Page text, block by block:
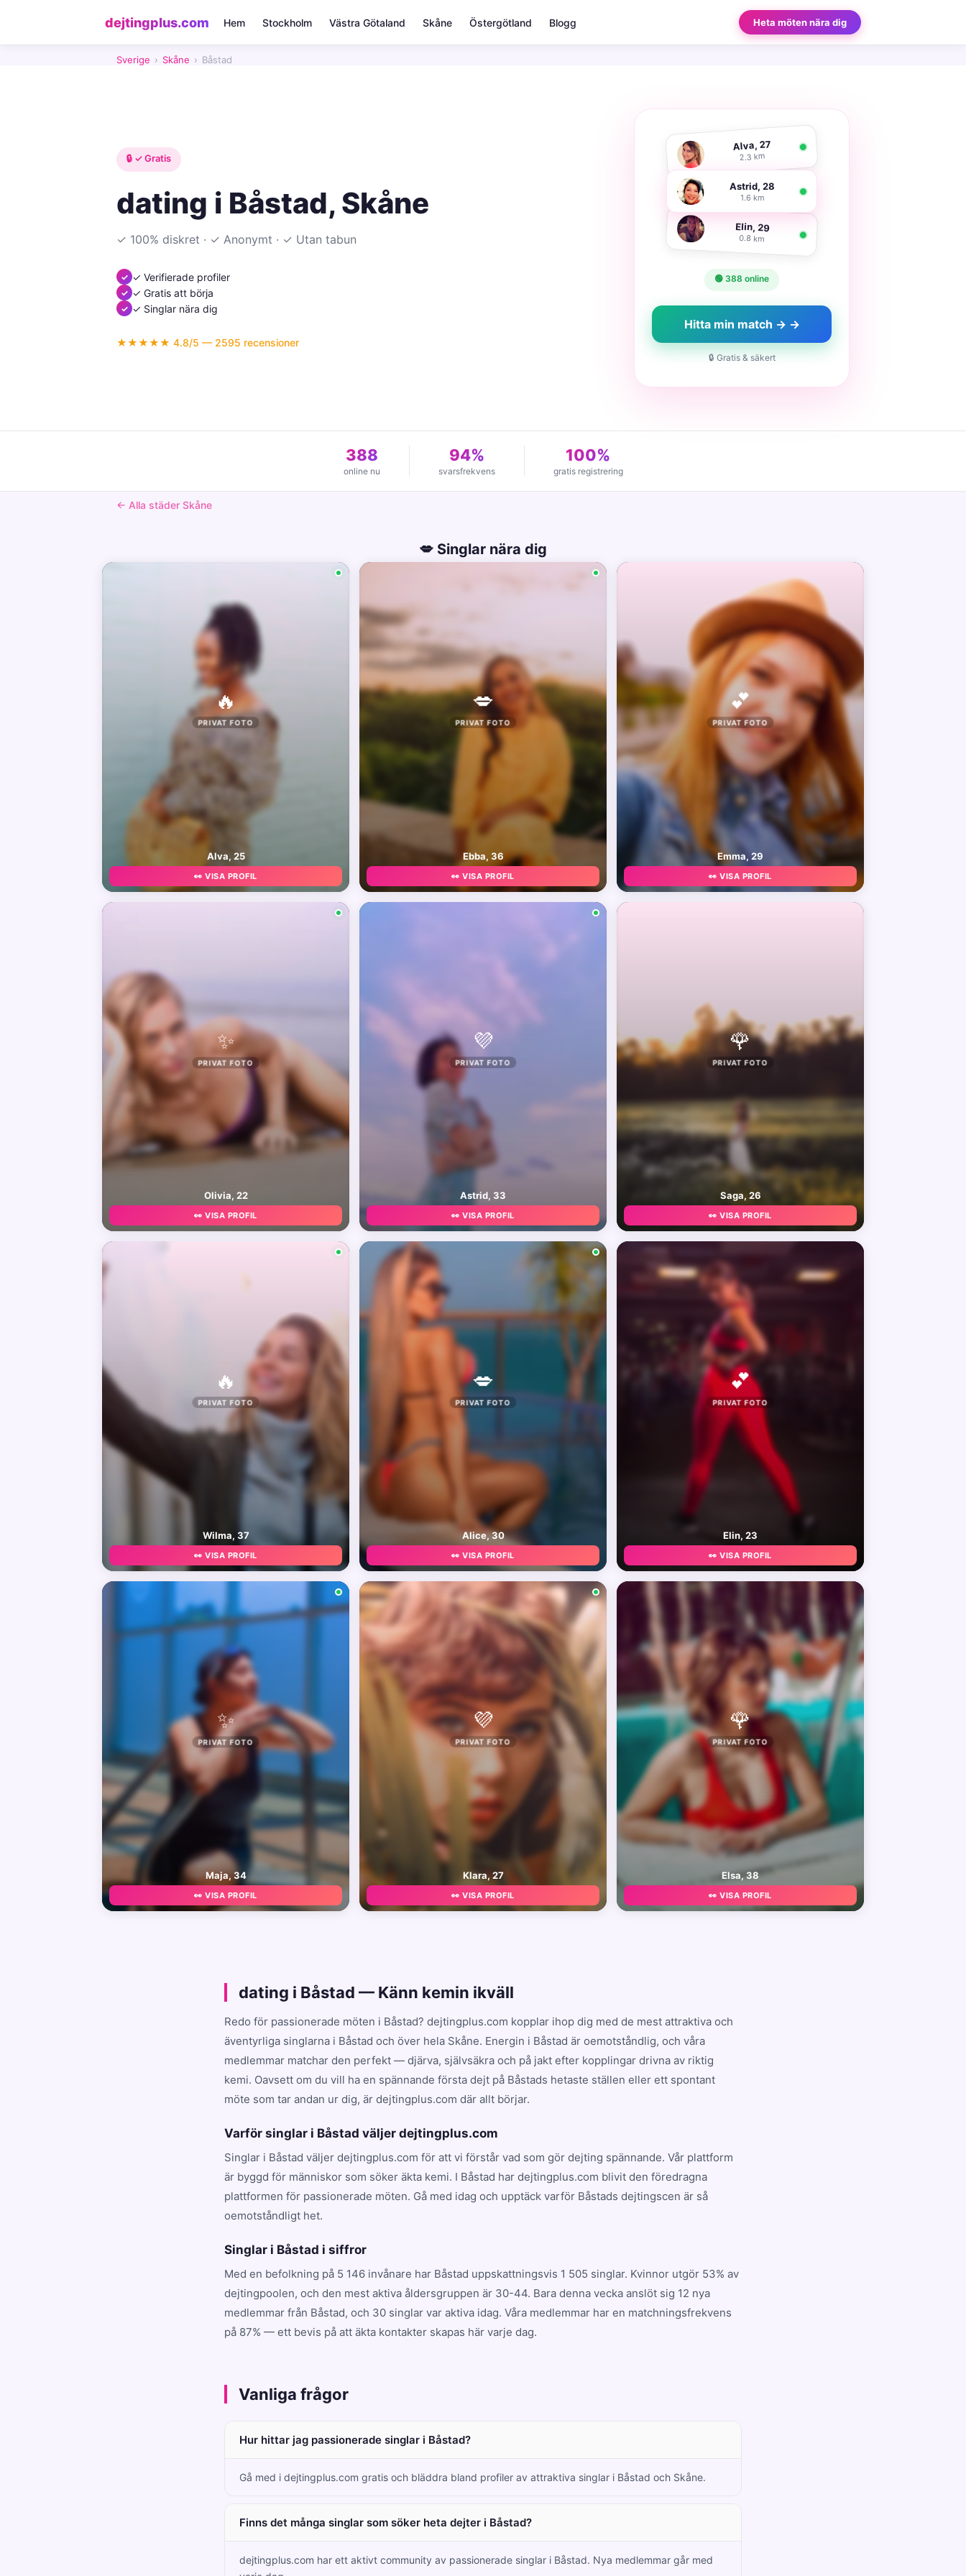
dejtingplus.com Hem Stockholm Västra Götaland Skåne Östergötland Blogg Heta möten nära dig
Sverige › Skåne › Båstad
🔒 ✓ Gratis
dating i Båstad, Skåne
✓ 100% diskret · ✓ Anonymt · ✓ Utan tabun
✓ Verifierade profiler
✓ Gratis att börja
✓ Singlar nära dig
★★★★★ 4.8/5 — 2595 recensioner
Alva, 27
2.3 km
Astrid, 28
1.6 km
Elin, 29
0.8 km
🟢 388 online
Hitta min match → →
🔒 Gratis & säkert
388
online nu
94%
svarsfrekvens
100%
gratis registrering
← Alla städer Skåne
💋 Singlar nära dig
🔥
PRIVAT FOTO
Alva, 25
👀 VISA PROFIL
💋
PRIVAT FOTO
Ebba, 36
👀 VISA PROFIL
💕
PRIVAT FOTO
Emma, 29
👀 VISA PROFIL
✨
PRIVAT FOTO
Olivia, 22
👀 VISA PROFIL
💜
PRIVAT FOTO
Astrid, 33
👀 VISA PROFIL
🌹
PRIVAT FOTO
Saga, 26
👀 VISA PROFIL
🔥
PRIVAT FOTO
Wilma, 37
👀 VISA PROFIL
💋
PRIVAT FOTO
Alice, 30
👀 VISA PROFIL
💕
PRIVAT FOTO
Elin, 23
👀 VISA PROFIL
✨
PRIVAT FOTO
Maja, 34
👀 VISA PROFIL
💜
PRIVAT FOTO
Klara, 27
👀 VISA PROFIL
🌹
PRIVAT FOTO
Elsa, 38
👀 VISA PROFIL
dating i Båstad — Känn kemin ikväll
Redo för passionerade möten i Båstad? dejtingplus.com kopplar ihop dig med de mest attraktiva och
äventyrliga singlarna i Båstad och över hela Skåne. Energin i Båstad är oemotståndlig, och våra
medlemmar matchar den perfekt — djärva, självsäkra och på jakt efter kopplingar drivna av riktig
kemi. Oavsett om du vill ha en spännande första dejt på Båstads hetaste ställen eller ett spontant
möte som tar andan ur dig, är dejtingplus.com där allt börjar.
Varför singlar i Båstad väljer dejtingplus.com
Singlar i Båstad väljer dejtingplus.com för att vi förstår vad som gör dejting spännande. Vår plattform
är byggd för människor som söker äkta kemi. I Båstad har dejtingplus.com blivit den föredragna
plattformen för passionerade möten. Gå med idag och upptäck varför Båstads dejtingscen är så
oemotståndligt het.
Singlar i Båstad i siffror
Med en befolkning på 5 146 invånare har Båstad uppskattningsvis 1 505 singlar. Kvinnor utgör 53% av
dejtingpoolen, och den mest aktiva åldersgruppen är 30-44. Bara denna vecka anslöt sig 12 nya
medlemmar från Båstad, och 30 singlar var aktiva idag. Våra medlemmar har en matchningsfrekvens
på 87% — ett bevis på att äkta kontakter skapas här varje dag.
Vanliga frågor
Hur hittar jag passionerade singlar i Båstad?
Gå med i dejtingplus.com gratis och bläddra bland profiler av attraktiva singlar i Båstad och Skåne.
Finns det många singlar som söker heta dejter i Båstad?
dejtingplus.com har ett aktivt community av passionerade singlar i Båstad. Nya medlemmar går med